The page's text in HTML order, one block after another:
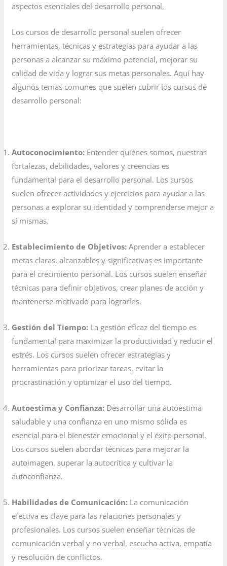
aspectos esenciales del desarrollo personal,
Los cursos de desarrollo personal suelen ofrecer
herramientas, técnicas y estrategias para ayudar a las
personas a alcanzar su máximo potencial, mejorar su
calidad de vida y lograr sus metas personales. Aquí hay
algunos temas comunes que suelen cubrir los cursos de
desarrollo personal:
Autoconocimiento: Entender quiénes somos, nuestras
fortalezas, debilidades, valores y creencias es
fundamental para el desarrollo personal. Los cursos
suelen ofrecer actividades y ejercicios para ayudar a las
personas a explorar su identidad y comprenderse mejor a
sí mismas.
Establecimiento de Objetivos: Aprender a establecer
metas claras, alcanzables y significativas es importante
para el crecimiento personal. Los cursos suelen enseñar
técnicas para definir objetivos, crear planes de acción y
mantenerse motivado para lograrlos.
Gestión del Tiempo: La gestión eficaz del tiempo es
fundamental para maximizar la productividad y reducir el
estrés. Los cursos suelen ofrecer estrategias y
herramientas para priorizar tareas, evitar la
procrastinación y optimizar el uso del tiempo.
Autoestima y Confianza: Desarrollar una autoestima
saludable y una confianza en uno mismo sólida es
esencial para el bienestar emocional y el éxito personal.
Los cursos suelen abordar técnicas para mejorar la
autoimagen, superar la autocrítica y cultivar la
autoconfianza.
Habilidades de Comunicación: La comunicación
efectiva es clave para las relaciones personales y
profesionales. Los cursos suelen enseñar técnicas de
comunicación verbal y no verbal, escucha activa, empatía
y resolución de conflictos.